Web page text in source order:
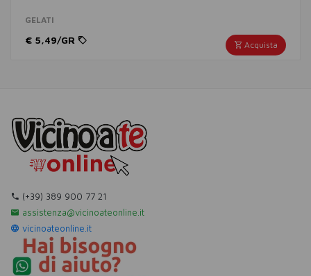
GELATI
Acquista
€ 5,49/GR
(+39) 389 900 77 21
assistenza@vicinoateonline.it
vicinoateonline.it